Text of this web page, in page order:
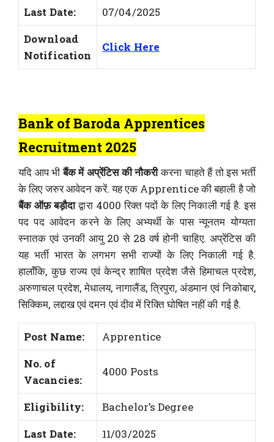
Last Date:
07/04/2025
Download
Notification
Click Here
Bank of Baroda Apprentices
Recruitment 2025
यदि आप भीबैंक में अप्रेंटिस की नौकरीकरना चाहते हैं तो इस भर्ती
के लिए जरुर आवेदन करें. यह एक Apprentice की बहाली है जो
बैंक ऑफ़ बड़ौदाद्वारा 4000 रिक्त पदों के लिए निकाली गई है. इस
पद पद आवेदन करने के लिए अभ्यर्थी के पास न्यूनतम योग्यता
स्नातक एवं उनकी आयु 20 से 28 वर्ष होनी चाहिए. अप्रेंटिस की
यह भर्ती भारत के लगभग सभी राज्यों के लिए निकाली गई है.
हालाँकि, कुछ राज्य एवं केन्द्र शाषित प्रदेश जैसे हिमाचल प्रदेश,
अरुणाचल प्रदेश, मेधालय, नागालैंड, त्रिपुरा, अंडमान एवं निकोबार,
सिक्किम, लद्दाख एवं दमन एवं दीव में रिक्ति घोषित नहीं की गई है.
Post Name:
Apprentice
No. of
Vacancies:
4000 Posts
Eligibility:
Bachelor’s Degree
Last Date:
11/03/2025